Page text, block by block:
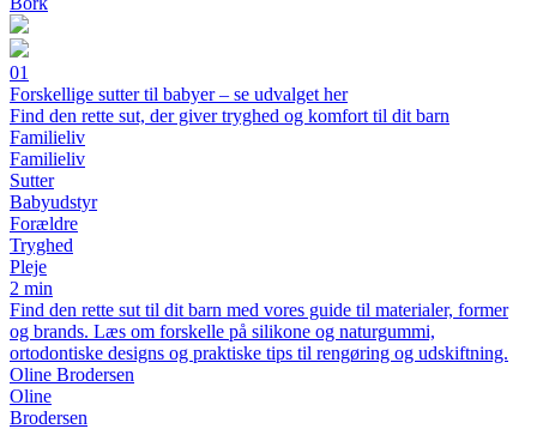
01
Forskellige sutter til babyer – se udvalget her
Find den rette sut, der giver tryghed og komfort til dit barn
Familieliv
Familieliv
Sutter
Babyudstyr
Forældre
Tryghed
Pleje
2 min
Find den rette sut til dit barn med vores guide til materialer, former
og brands. Læs om forskelle på silikone og naturgummi,
ortodontiske designs og praktiske tips til rengøring og udskiftning.
Oline Brodersen
Oline
Brodersen